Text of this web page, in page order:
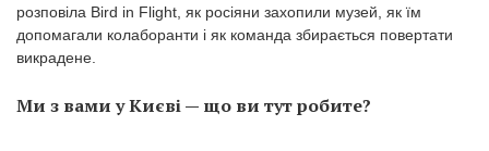
розповіла Bird in Flight, як росіяни захопили музей, як їм
допомагали колаборанти і як команда збирається повертати
викрадене.
Ми з вами у Києві — що ви тут робите?